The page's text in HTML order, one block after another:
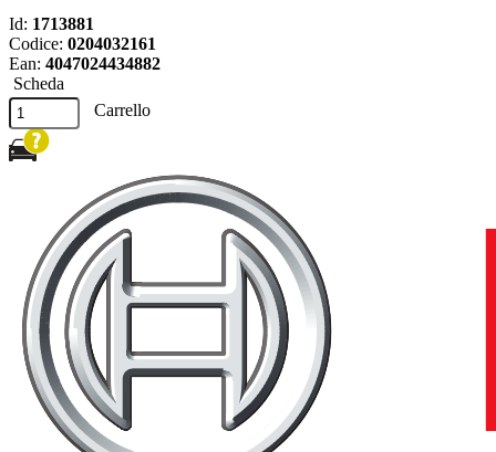
Id: 1713881
Codice: 0204032161
Ean: 4047024434882
Scheda
Carrello